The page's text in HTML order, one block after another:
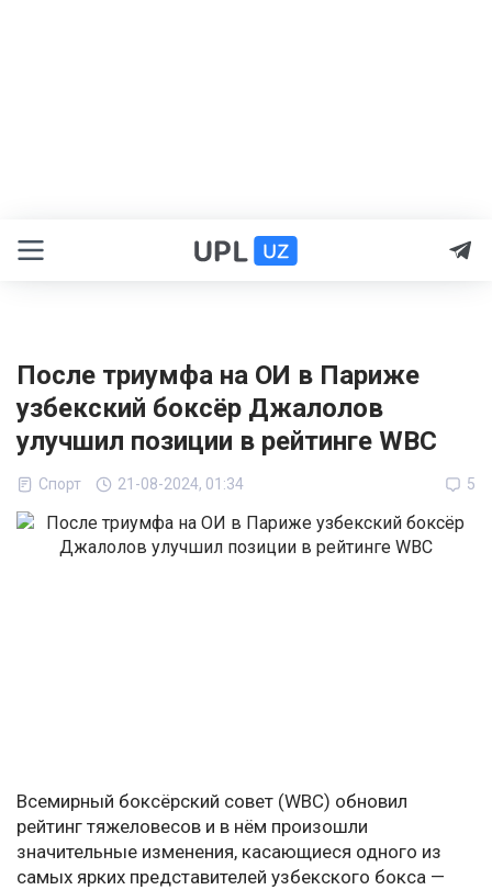
После триумфа на ОИ в Париже
узбекский боксёр Джалолов
улучшил позиции в рейтинге WBC
Спорт 21-08-2024, 01:34 5
Всемирный боксёрский совет (WBC) обновил
рейтинг тяжеловесов и в нём произошли
значительные изменения, касающиеся одного из
самых ярких представителей узбекского бокса —